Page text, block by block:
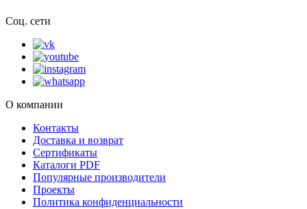
Соц. сети
О компании
Контакты
Доставка и возврат
Сертификаты
Каталоги PDF
Популярные производители
Проекты
Политика конфиденциальности